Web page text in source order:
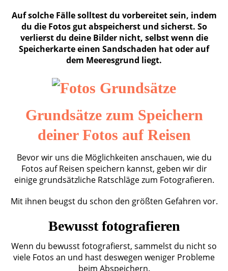
Auf solche Fälle solltest du vorbereitet sein, indem
du die Fotos gut abspeicherst und sicherst. So
verlierst du deine Bilder nicht, selbst wenn die
Speicherkarte einen Sandschaden hat oder auf
dem Meeresgrund liegt.
Grundsätze zum Speichern
deiner Fotos auf Reisen
Bevor wir uns die Möglichkeiten anschauen, wie du
Fotos auf Reisen speichern kannst, geben wir dir
einige grundsätzliche Ratschläge zum Fotografieren.
Mit ihnen beugst du schon den größten Gefahren vor.
Bewusst fotografieren
Wenn du bewusst fotografierst, sammelst du nicht so
viele Fotos an und hast deswegen weniger Probleme
beim Abspeichern.